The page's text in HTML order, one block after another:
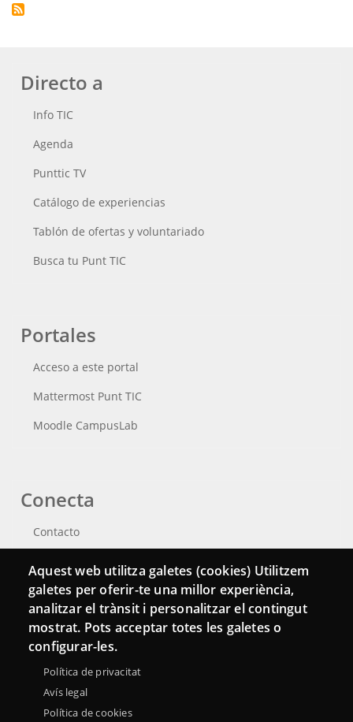
Directo a
Info TIC
Agenda
Punttic TV
Catálogo de experiencias
Tablón de ofertas y voluntariado
Busca tu Punt TIC
Portales
Acceso a este portal
Mattermost Punt TIC
Moodle CampusLab
Conecta
Contacto
Aquest web utilitza galetes (cookies) Utilitzem
galetes per oferir-te una millor experiència,
analitzar el trànsit i personalitzar el contingut
mostrat. Pots acceptar totes les galetes o
configurar-les.
Política de privacitat
Avís legal
Política de cookies